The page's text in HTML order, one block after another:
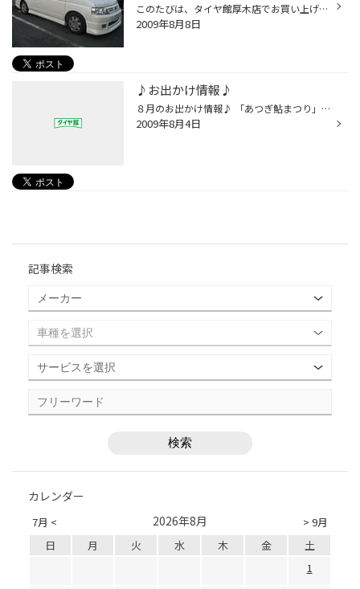
このたびは、タイヤ館厚木店でお買い上げ頂きまして 誠にありがとうございます。 今回、ホンダのステップワゴンに１８インチを取り付けました！ Ｕ＼(●~▽~●)Уイェーイ！ ホイールはボルテック エクストリーム F-5 18×7.5Jインセット＋53 タイヤはファイアストーン ワイドオーバル 225/40R18 XL を装...
2009年8月8日
♪お出かけ情報♪
８月のお出かけ情報♪ 「あつぎ鮎まつり」 厚木の夏のビッグイベントが8月7日(金)から9日(日)までの3日間で開催されます。 ８日（土）の大花火大会は打上げ総数約10,000発！！ 花火(,,・e・)pー━*＊※*⌒* 「宮ヶ瀬ふるさとまつり」 ８月１５日（土） 今年で第２６回を迎える宮ヶ瀬ふるさとまつり花火...
2009年8月4日
記事検索
カレンダー
7月 < > 9月
2026年8月
日 月 火 水 木 金
土
1